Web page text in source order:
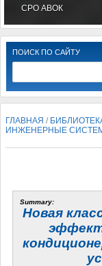
СРО АВОК
ПОИСК ПО САЙТУ
ГЛАВНАЯ /
ИНЖЕНЕРНЫЕ
Summary:
Новая